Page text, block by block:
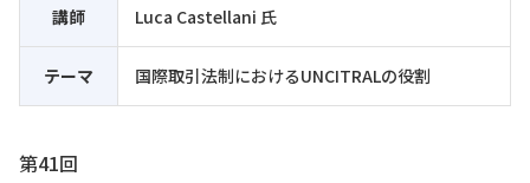
講師 Luca Castellani 氏
テーマ 国際取引法制におけるUNCITRALの役割
第41回